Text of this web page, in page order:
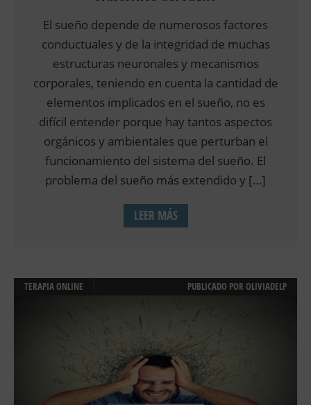
El sueño depende de numerosos factores
conductuales y de la integridad de muchas
estructuras neuronales y mecanismos
corporales, teniendo en cuenta la cantidad de
elementos implicados en el sueño, no es
difícil entender porque hay tantos aspectos
orgánicos y ambientales que perturban el
funcionamiento del sistema del sueño. El
problema del sueño más extendido y […]
LEER MÁS
TERAPIA ONLINE PUBLICADO POR OLIVIADELP